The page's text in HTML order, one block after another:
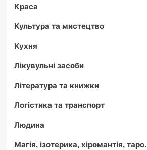
Краса
Культура та мистецтво
Кухня
Лікувульні засоби
Література та книжки
Логістика та транспорт
Людина
Магія, ізотерика, хіромантія, таро.